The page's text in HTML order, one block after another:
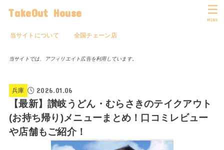
TakeOut House
当サイトについて 全国チェーン店
MENU
当サイトでは、アフィリエイト広告を利用しています。
兵庫 2026.01.06
【最新】讃岐うどん・むらさきのテイクアウト
(お持ち帰り)メニューまとめ！口コミレビュー
や店舗もご紹介！